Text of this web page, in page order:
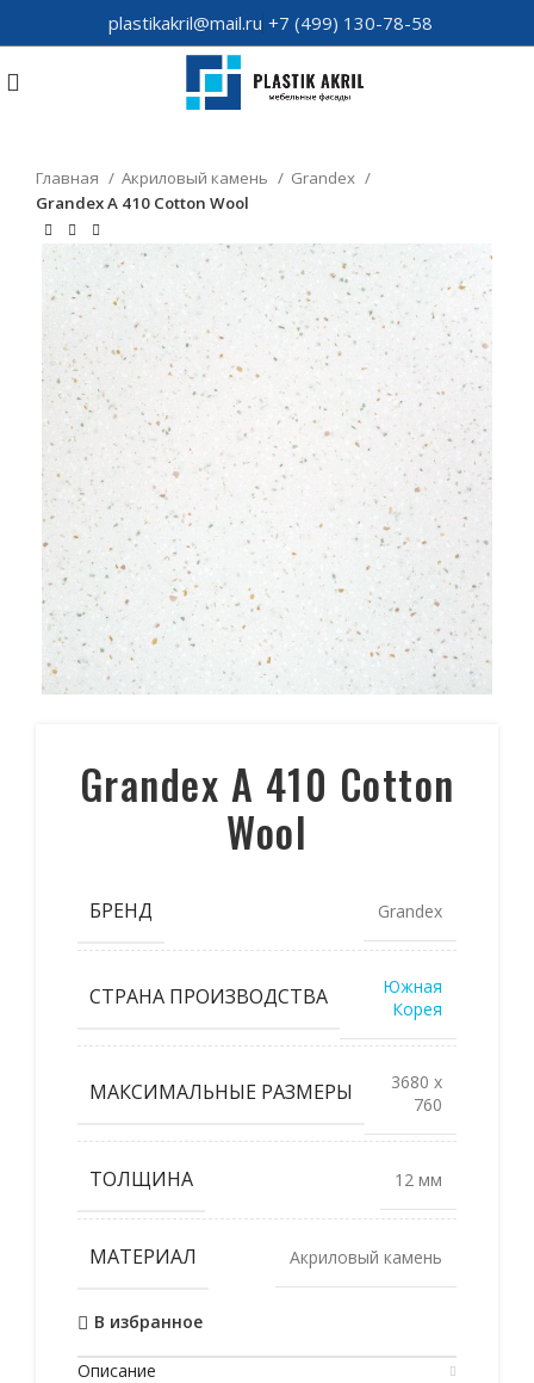
plastikakril@mail.ru +7 (499) 130-78-58
Главная Акриловый камень
Grandex
Grandex A 410 Cotton Wool
Grandex A 410 Cotton
Wool
БРЕНД Grandex
СТРАНА ПРОИЗВОДСТВА
Южная
Корея
МАКСИМАЛЬНЫЕ РАЗМЕРЫ
3680 x
760
ТОЛЩИНА 12 мм
МАТЕРИАЛ Акриловый камень
В избранное
Описание